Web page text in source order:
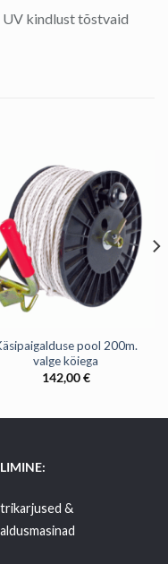
UV kindlust tõstvaid
pool 200m.
valge köiega
142,00€
&